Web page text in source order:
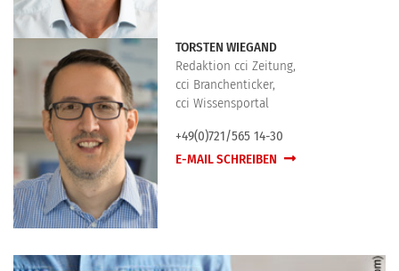
TORSTEN WIEGAND
Redaktion cci Zeitung,
cci Branchenticker,
cci Wissensportal
+49(0)721/565 14-30
E-MAIL SCHREIBEN